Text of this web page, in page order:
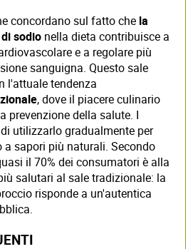
concordano sul fatto che la
sodio nella dieta contribuisce a
e a regolare più
sanguigna. Questo sale
l'attuale tendenza
, dove il piacere culinario
prevenzione della salute. I
utilizzarlo gradualmente per
sapori più naturali. Secondo
il 70% dei consumatori è alla
salutari al sale tradizionale: la
risponde a un'autentica